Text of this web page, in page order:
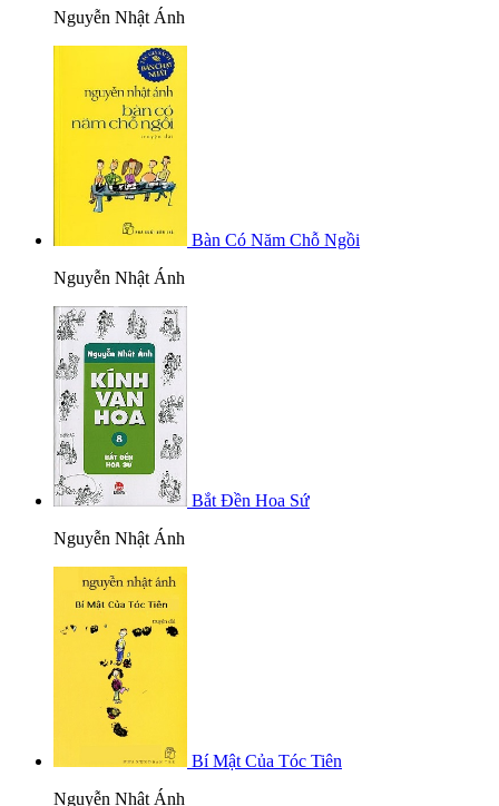
Nguyễn Nhật Ánh
Bàn Có Năm Chỗ Ngồi
Nguyễn Nhật Ánh
Bắt Đền Hoa Sứ
Nguyễn Nhật Ánh
Bí Mật Của Tóc Tiên
Nguyễn Nhật Ánh